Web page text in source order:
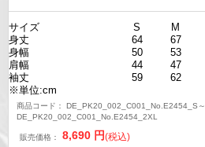
サイズ S M
身丈
64 67
身幅
50 53
肩幅
44 47
袖丈
59 62
※単位:cm
商品コード：DE_PK20_002_C001_No.E2454_S～
DE_PK20_002_C001_No.E2454_2XL
販売価格： 8,690 円(税込)